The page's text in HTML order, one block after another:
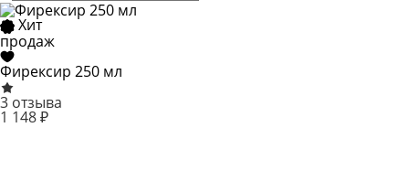
Хит
продаж
Фирексир 250 мл
3 отзыва
1 148 ₽